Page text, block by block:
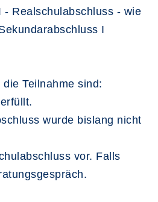
- Realschulabschluss - wie
I
Teilnahme sind:
wurde bislang nicht
vor. Falls